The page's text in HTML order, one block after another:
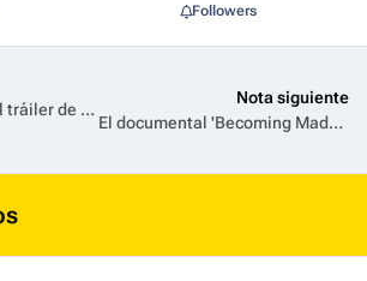
Followers
Prime Video lanza el tráiler de la temporada final de la serie Cada Minuto Cuenta
Nota siguiente
El documental 'Becoming Madonna', que revela los inicios de la Reina del Pop, llega a Universal+